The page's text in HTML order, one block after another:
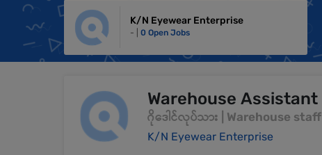
K/N Eyewear Enterprise
- | 0 Open Jobs
Warehouse Assistant
ဂိုဒေါင်လုပ်သား | Warehouse staff
K/N Eyewear Enterprise